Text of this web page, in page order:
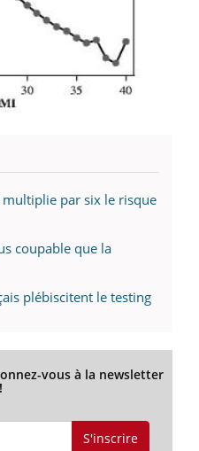
par six le risque
coupable que la
plébiscitent le testing
vous à la newsletter
!
S'inscrire